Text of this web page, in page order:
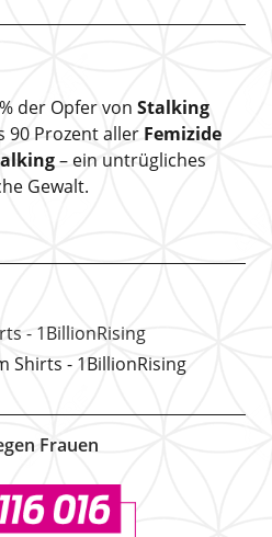
der Opfer von Stalking
90 Prozent aller Femizide
– ein untrügliches
Gewalt.
Shirts - 1BillionRising
Frauen